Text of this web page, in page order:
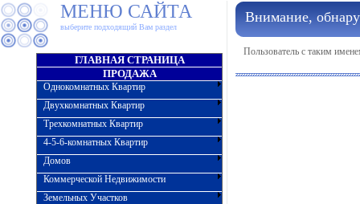
МЕНЮ САЙТА
выберите подходящий Вам раздел
ГЛАВНАЯ СТРАНИЦА
ПРОДАЖА
Однокомнатных Квартир
Двухкомнатных Квартир
Трехкомнатных Квартир
4-5-6-комнатных Квартир
Домов
Коммерческой Недвижимости
Земельных Участков
Внимание,
Пользователь с таким